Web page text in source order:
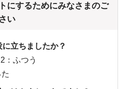
にするためにみなさまのご
い
立ちましたか？
2：ふつう